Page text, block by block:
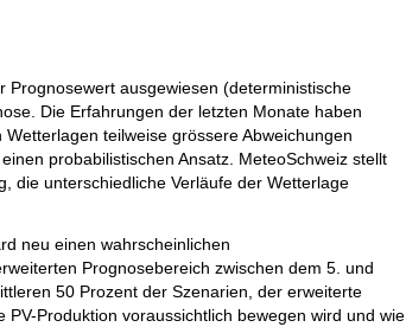
ausgewiesen (deterministische
Die Erfahrungen der letzten Monate haben
teilweise grössere Abweichungen
probabilistischen Ansatz. MeteoSchweiz stellt
die unterschiedliche Verläufe der Wetterlage
neu einen wahrscheinlichen
Prognosebereich zwischen dem 5. und
50 Prozent der Szenarien, der erweiterte
Produktion voraussichtlich bewegen wird und wie